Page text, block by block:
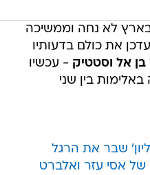
לא נחה וממשיכה
את כולם בדעותיו
בן אל וסטטיק - עכשיו
בין שני
שבר את הרגל
אסי עזר ואלברט